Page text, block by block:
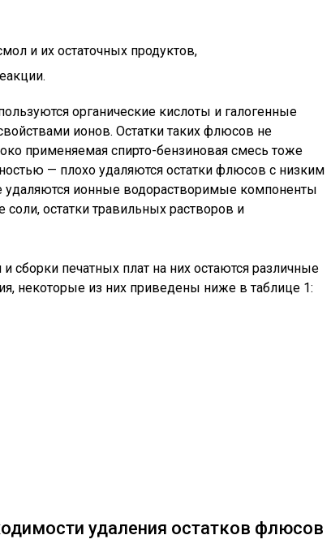
и их остаточных продуктов,
органические кислоты и галогенные
ионов. Остатки таких флюсов не
применяемая спирто-бензиновая смесь тоже
— плохо удаляются остатки флюсов с низким
ионные водорастворимые компоненты
остатки травильных растворов и
сборки печатных плат на них остаются различные
некоторые из них приведены ниже в таблице 1:
удаления остатков флюсов